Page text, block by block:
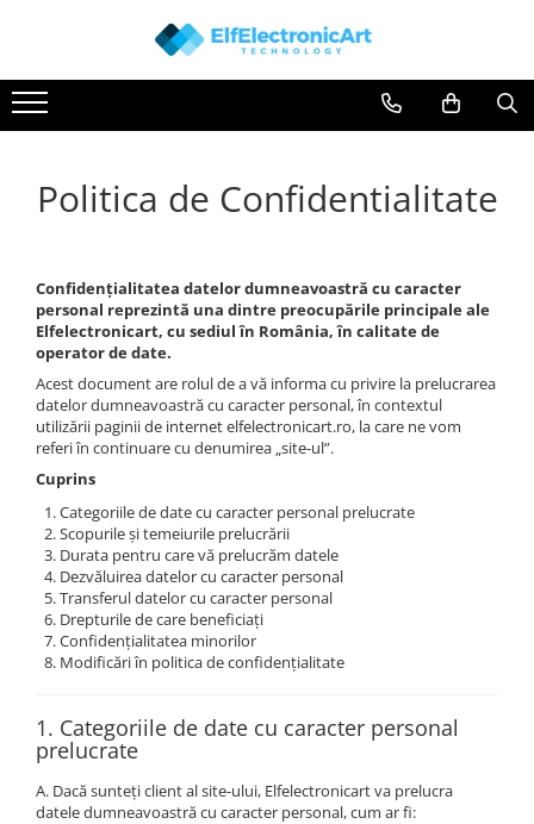
Toate Produsele
Audio
Instrumente de masura si control
Scule Atelier
Surse de alimentare
Termometre
Testere
Osciloscoape
Accesorii
Osciloscoape AXIOMET
Osciloscoape B&K PRECISION
Osciloscoape FLUKE
Osciloscoape GW INSTEK
Osciloscoape HANTEK
Osciloscoape OWON
Osciloscoape Peaktech
Osciloscoape ROHDE & SCHWARZ
Politica de Confidentialitate
Confidențialitatea datelor dumneavoastră cu caracter
personal reprezintă una dintre preocupările principale ale
Elfelectronicart, cu sediul în România, în calitate de
operator de date.
Acest document are rolul de a vă informa cu privire la prelucrarea
datelor dumneavoastră cu caracter personal, în contextul
utilizării paginii de internet elfelectronicart.ro, la care ne vom
referi în continuare cu denumirea „site-ul”.
Cuprins
Categoriile de date cu caracter personal prelucrate
Scopurile și temeiurile prelucrării
Durata pentru care vă prelucrăm datele
Dezvăluirea datelor cu caracter personal
Transferul datelor cu caracter personal
Drepturile de care beneficiați
Confidențialitatea minorilor
Modificări în politica de confidențialitate
1. Categoriile de date cu caracter personal
prelucrate
A. Dacă sunteți client al site-ului, Elfelectronicart va prelucra
datele dumneavoastră cu caracter personal, cum ar fi: